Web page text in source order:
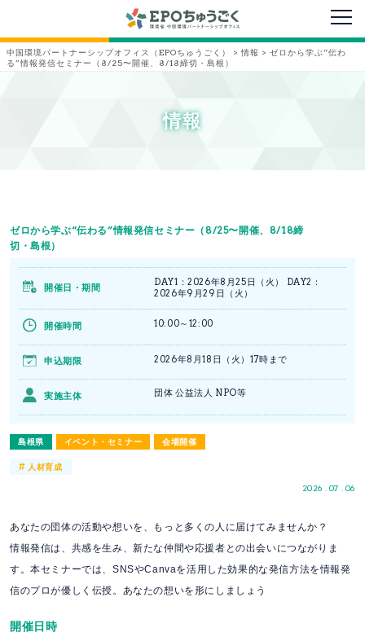
メニ
中国環境パートナーシップオフィス（EPOちゅうごく） > 情報 > ゼロから学ぶ“伝わ
る”情報発信セミナー（8/25〜開催、8/18締切・島根）
情報
ゼロから学ぶ“伝わる”情報発信セミナー（8/25〜開催、8/18締
切・島根）
島根県 イベント・セミナー 会場開催
2026 . 07 . 06
開催日・期間
DAY1：2026年8月25日（火） DAY2：
2026年9月29日（火）
開催時間 10:00～12:00
申込期限 2026年8月18日（火）17時まで
実施主体 団体 公益法人 NPO等
# 人材育成
あなたの団体の活動や想いを、もっと多くの人に届けてみませんか？
情報発信は、共感を生み、新たな仲間や応援者との出会いにつながりま
す。本セミナーでは、SNSやCanvaを活用した効果的な発信方法を情報発
信のプロが優しく伝授。あなたの想いを形にしましょう
開催日時